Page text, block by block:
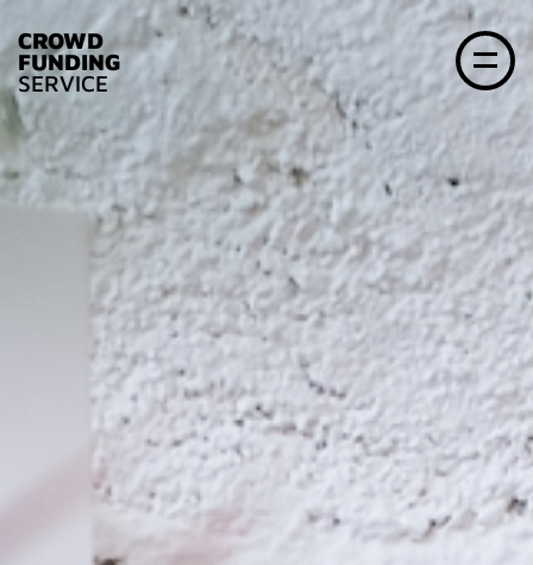
CROWD
FUNDING
SERVICE